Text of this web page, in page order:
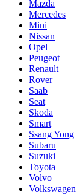
Mazda
Mercedes
Mini
Nissan
Opel
Peugeot
Renault
Rover
Saab
Seat
Skoda
Smart
Ssang Yong
Subaru
Suzuki
Toyota
Volvo
Volkswagen